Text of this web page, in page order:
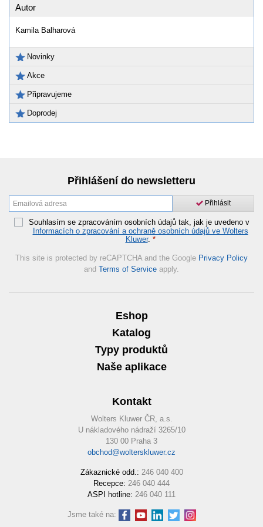
Autor
Kamila Balharová
Novinky
Akce
Připravujeme
Doprodej
Přihlášení do newsletteru
Přihlásit
Souhlasím se zpracováním osobních údajů tak, jak je uvedeno v
Informacích o zpracování a ochraně osobních údajů ve Wolters
Kluwer. *
This site is protected by reCAPTCHA and the Google Privacy Policy
and Terms of Service apply.
Eshop
Katalog
Typy produktů
Naše aplikace
Kontakt
Wolters Kluwer ČR, a.s.
U nákladového nádraží 3265/10
130 00 Praha 3
obchod@wolterskluwer.cz
Zákaznické odd.: 246 040 400
Recepce: 246 040 444
ASPI hotline: 246 040 111
Jsme také na: